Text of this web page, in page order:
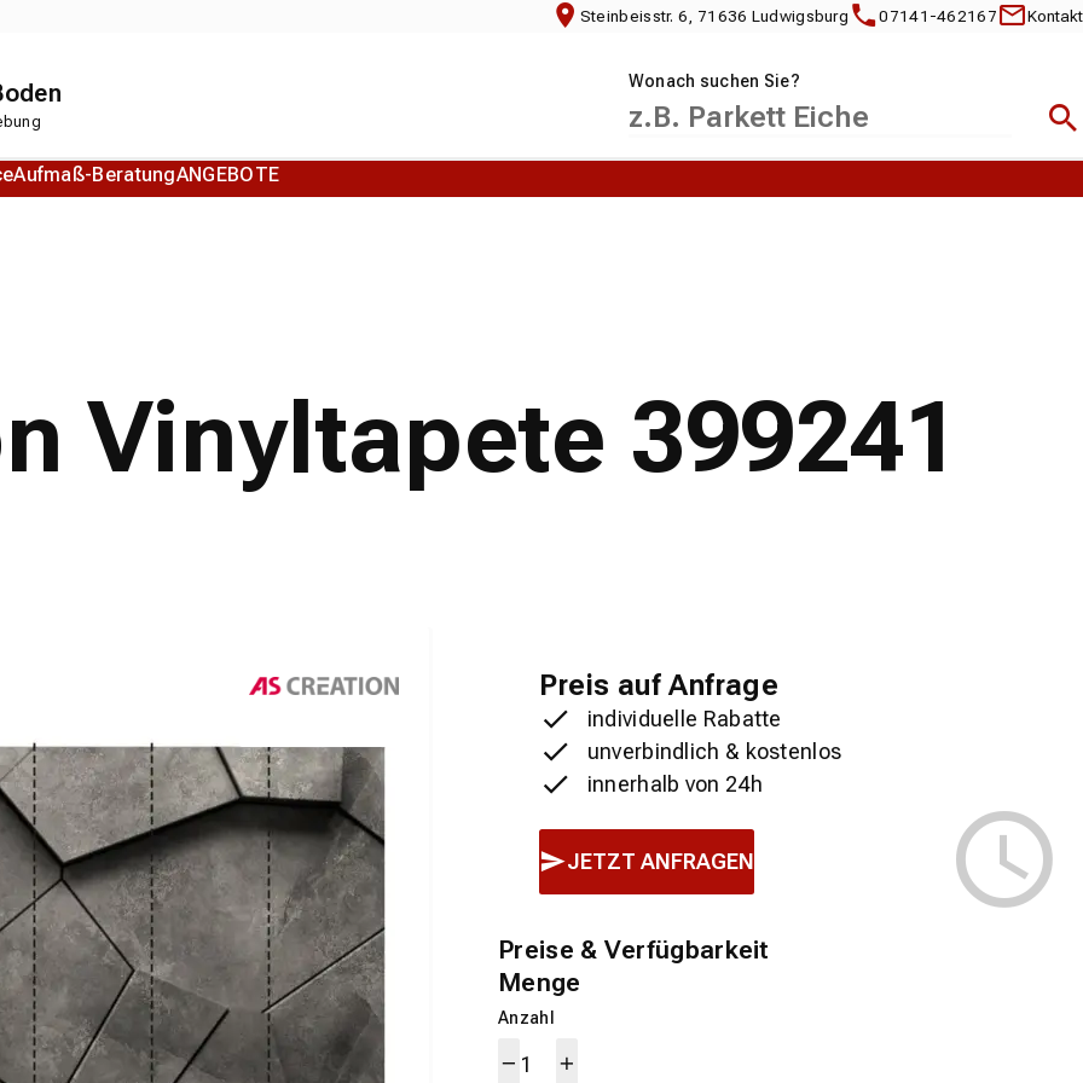
Steinbeisstr. 6, 71636 Ludwigsburg 07141-462167 Kontakt
Wonach suchen Sie?
Aufmaß-BeratungANGEBOTE
Vinyltapete 399241
Preis auf Anfrage
individuelle Rabatte
unverbindlich & kostenlos
innerhalb von 24h
JETZT ANFRAGEN
Preise & Verfügbarkeit
Menge
Anzahl